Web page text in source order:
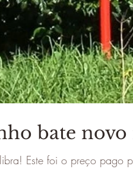
bate novo
Este foi o preço pago